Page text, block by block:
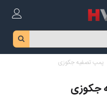
پمپ تصفیه جکوزی
جکوزی